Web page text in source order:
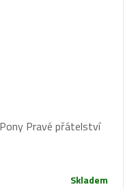
Pravé přátelství
Skladem